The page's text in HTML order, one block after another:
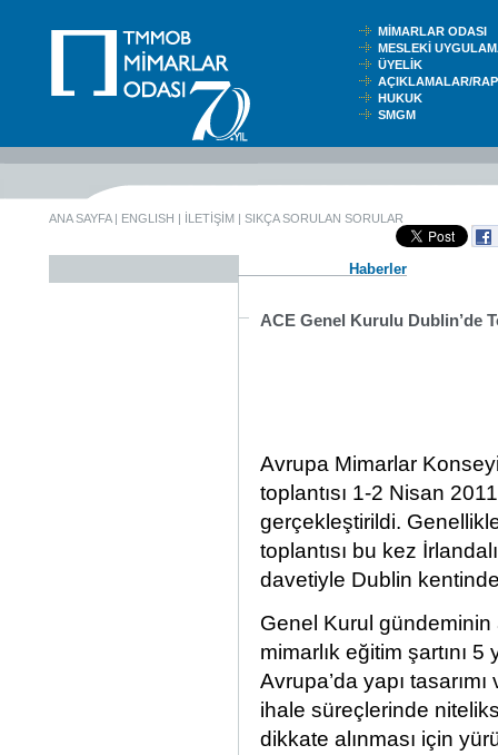
MİMARLAR ODASI
MESLEKİ
ÜYELİK
AÇIKLAMALAR/
HUKUK
SMGM
ANA SAYFA| ENGLISH | İLETİŞİM | SIKÇA SORULAN SORULAR
Haberler
ACE Genel Kurulu Dublin’de
Avrupa Mimarlar
toplantısı 1-2 Nisan
gerçekleştirildi.
toplantısı bu kez
davetiyle Dublin
Genel Kurul gündeminin
mimarlık eğitim şartını
Avrupa’da yapı
ihale süreçlerinde
dikkate alınması için